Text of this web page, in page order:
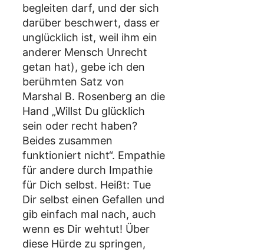
begleiten darf, und der sich
darüber beschwert, dass er
unglücklich ist, weil ihm ein
anderer Mensch Unrecht
getan hat), gebe ich den
berühmten Satz von
Marshal B. Rosenberg an die
Hand „Willst Du glücklich
sein oder recht haben?
Beides zusammen
funktioniert nicht“. Empathie
für andere durch Impathie
für Dich selbst. Heißt: Tue
Dir selbst einen Gefallen und
gib einfach mal nach, auch
wenn es Dir wehtut! Über
diese Hürde zu springen,